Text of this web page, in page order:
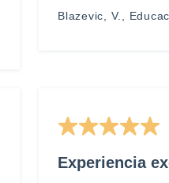
Blazevic, V.,
Experiencia